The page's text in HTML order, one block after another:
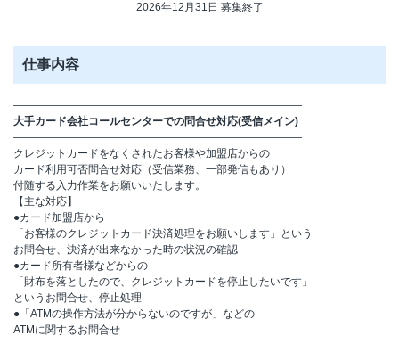
2026年12月31日 募集終了
仕事内容
―――――――――――――――――――――――――――
大手カード会社コールセンターでの問合せ対応(受信メイン)
―――――――――――――――――――――――――――
クレジットカードをなくされたお客様や加盟店からの
カード利用可否問合せ対応（受信業務、一部発信もあり）
付随する入力作業をお願いいたします。
【主な対応】
●カード加盟店から
「お客様のクレジットカード決済処理をお願いします」という
お問合せ、決済が出来なかった時の状況の確認
●カード所有者様などからの
「財布を落としたので、クレジットカードを停止したいです」
というお問合せ、停止処理
●「ATMの操作方法が分からないのですが」などの
ATMに関するお問合せ